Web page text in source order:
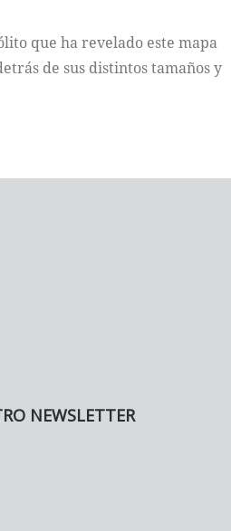
que ha revelado este mapa
de sus distintos tamaños y
NEWSLETTER